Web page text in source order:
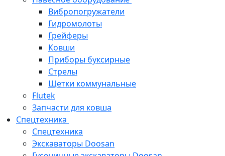
Вибропогружатели
Гидромолоты
Грейферы
Ковши
Приборы буксирные
Стрелы
Щетки коммунальные
Flutek
Запчасти для ковша
Спецтехника
Спецтехника
Экскаваторы Doosan